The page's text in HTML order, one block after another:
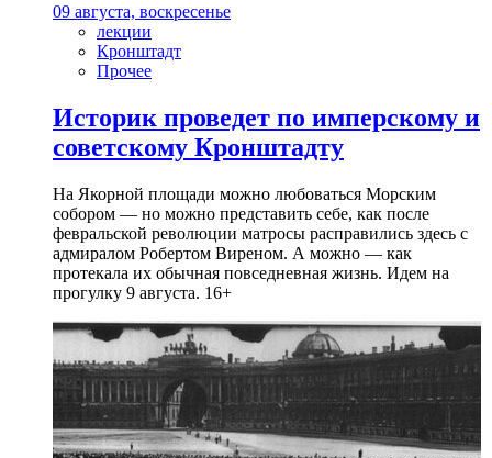
09 августа, воскресенье
лекции
Кронштадт
Прочее
Историк проведет по имперскому и
советскому Кронштадту
На Якорной площади можно любоваться Морским
собором — но можно представить себе, как после
февральской революции матросы расправились здесь с
адмиралом Робертом Виреном. А можно — как
протекала их обычная повседневная жизнь. Идем на
прогулку 9 августа. 16+